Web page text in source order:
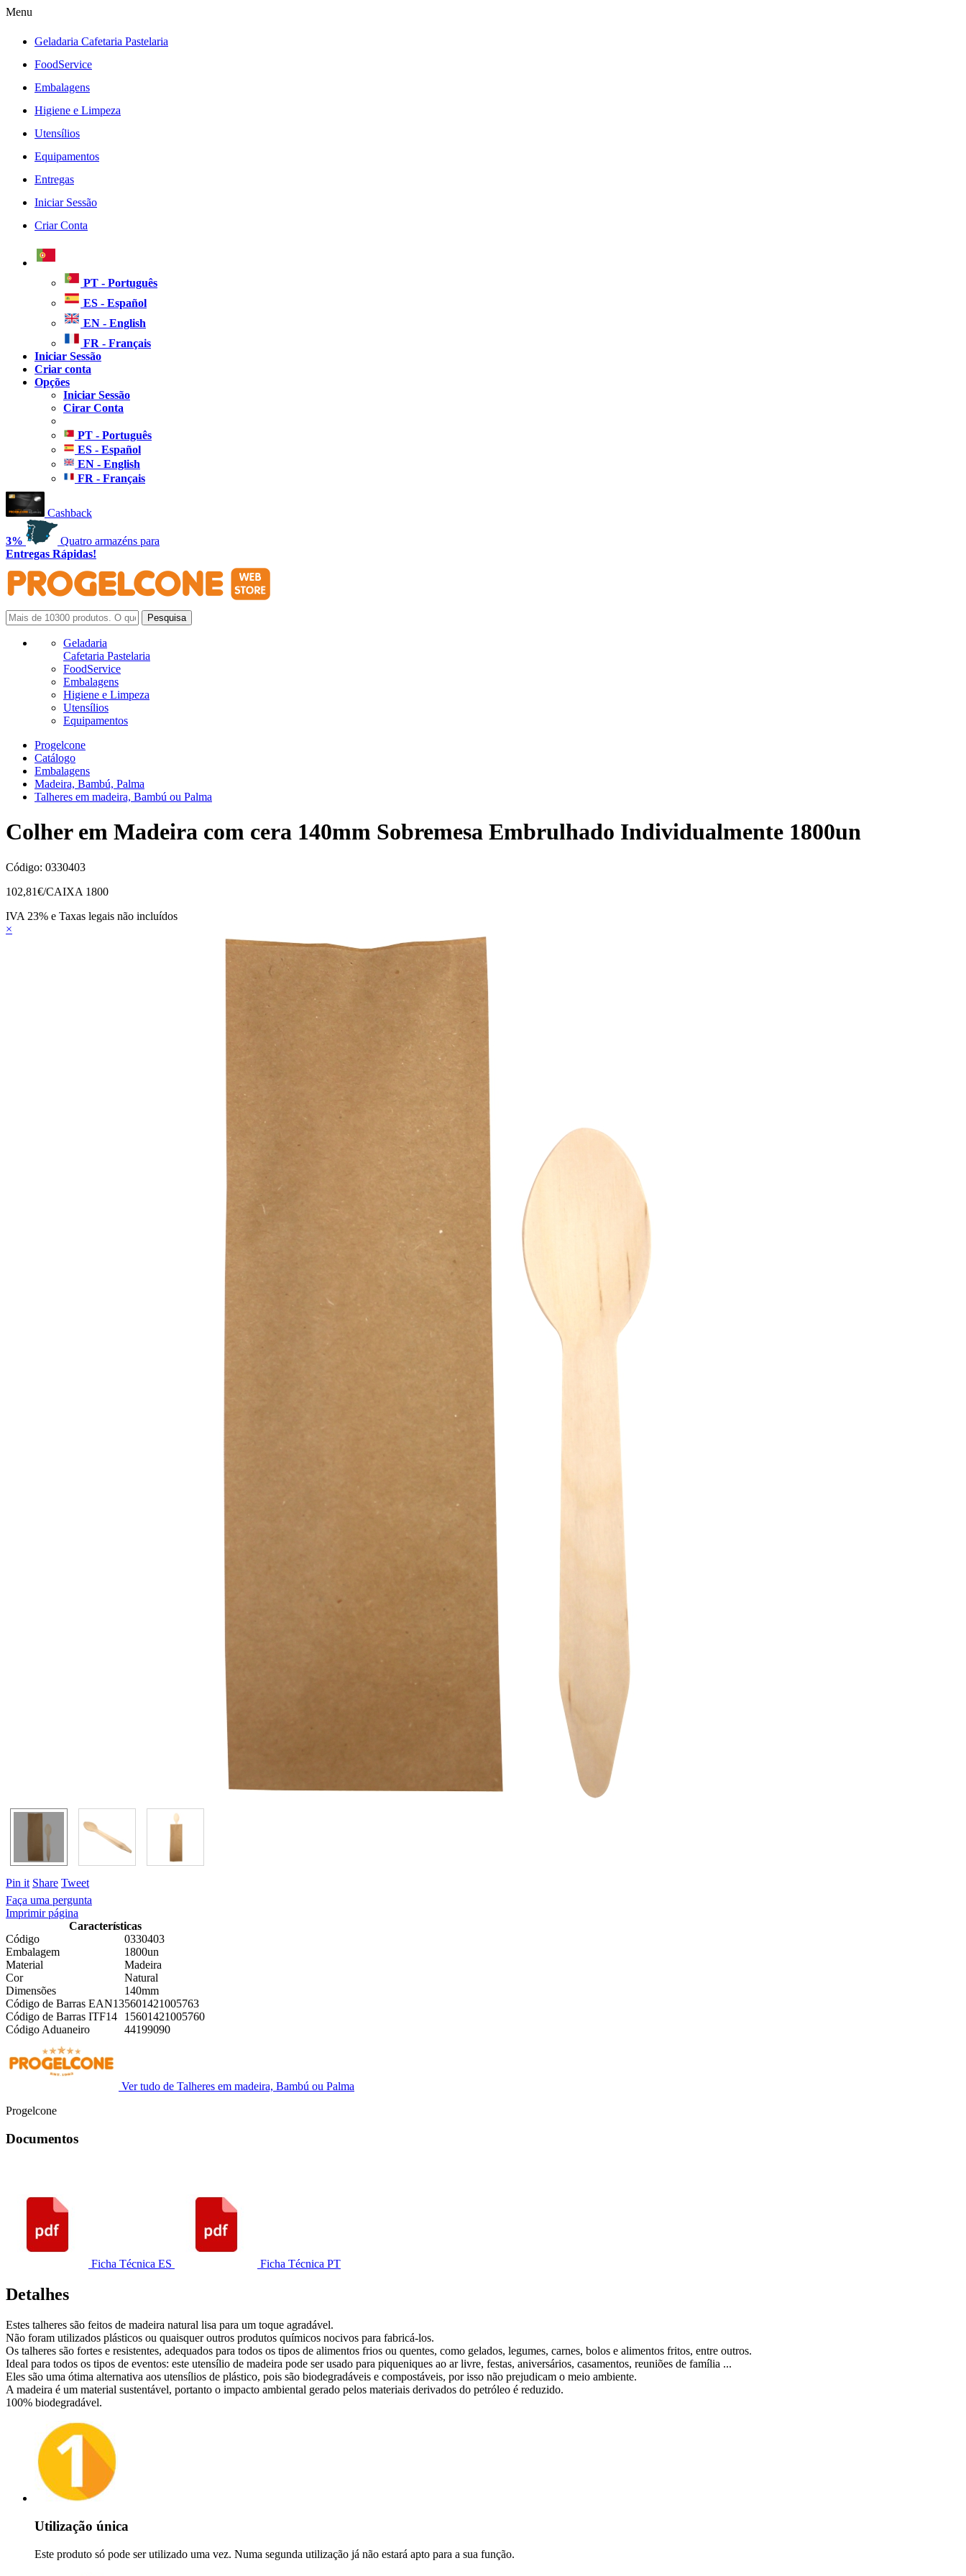
Menu
Geladaria Cafetaria Pastelaria
FoodService
Embalagens
Higiene e Limpeza
Utensílios
Equipamentos
Entregas
Iniciar Sessão
Criar Conta
PT - Português
ES - Español
EN - English
FR - Français
Iniciar Sessão
Criar conta
Opções
Iniciar Sessão
Cirar Conta
PT - Português
ES - Español
EN - English
FR - Français
Cashback
3%
Quatro armazéns para
Entregas Rápidas!
Geladaria
Cafetaria Pastelaria
FoodService
Embalagens
Higiene e Limpeza
Utensílios
Equipamentos
Progelcone
Catálogo
Embalagens
Madeira, Bambú, Palma
Talheres em madeira, Bambú ou Palma
Colher em Madeira com cera 140mm Sobremesa Embrulhado Individualmente 1800un
Código: 0330403
102,81€/CAIXA 1800
IVA 23% e Taxas legais não incluídos
×
Pin it Share Tweet
Faça uma pergunta
Imprimir página
Características
Código
0330403
Embalagem
1800un
Material
Madeira
Cor
Natural
Dimensões
140mm
Código de Barras EAN135601421005763
Código de Barras ITF14
15601421005760
Código Aduaneiro
44199090
Ver tudo de Talheres em madeira, Bambú ou Palma
Progelcone
Documentos
Ficha Técnica ES Ficha Técnica PT
Detalhes
Estes talheres são feitos de madeira natural lisa para um toque agradável.
Não foram utilizados plásticos ou quaisquer outros produtos químicos nocivos para fabricá-los.
Os talheres são fortes e resistentes, adequados para todos os tipos de alimentos frios ou quentes, como gelados, legumes, carnes, bolos e alimentos fritos, entre outros.
Ideal para todos os tipos de eventos: este utensílio de madeira pode ser usado para piqueniques ao ar livre, festas, aniversários, casamentos, reuniões de família ...
Eles são uma ótima alternativa aos utensílios de plástico, pois são biodegradáveis e compostáveis, por isso não prejudicam o meio ambiente.
A madeira é um material sustentável, portanto o impacto ambiental gerado pelos materiais derivados do petróleo é reduzido.
100% biodegradável.
Utilização única
Este produto só pode ser utilizado uma vez. Numa segunda utilização já não estará apto para a sua função.